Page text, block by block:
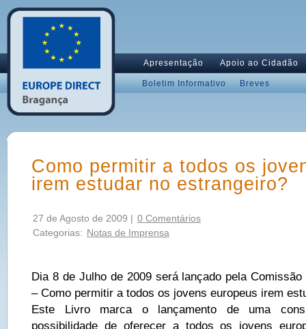
Apresentação Apoio ao Cidadão
Boletim Informativo Breves
Como permitir a todos os
irem estudar no estrangeiro?
27 de Agosto de 2009 | 0 Comentários
Categorias: Notas de Imprensa
Dia 8 de Julho de 2009 será lançado pela
– Como permitir a todos os jovens europeus irem
Este Livro marca o lançamento de uma
possibilidade de oferecer a todos os jovens